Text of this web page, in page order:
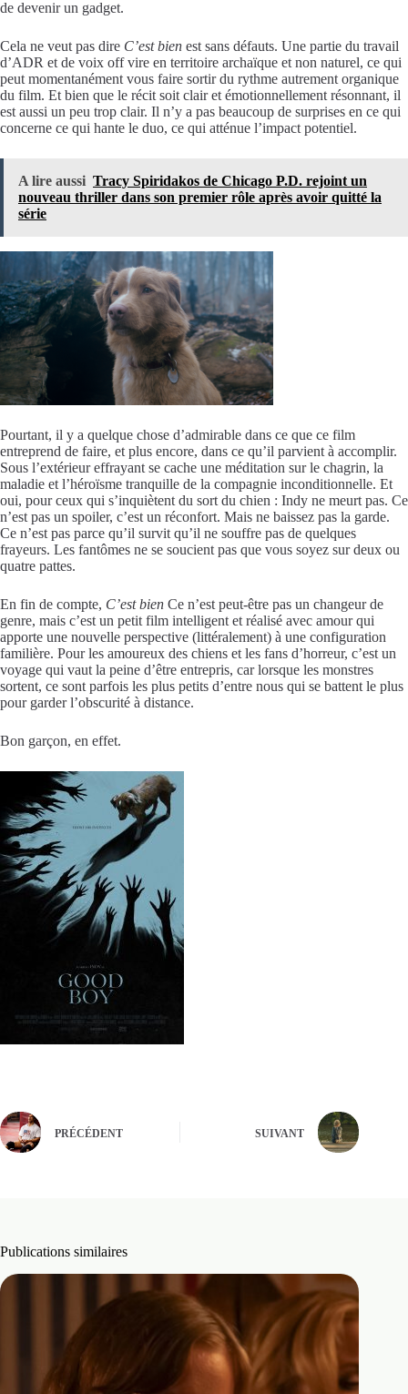
de devenir un gadget.
Cela ne veut pas dire C’est bien est sans défauts. Une partie du travail
d’ADR et de voix off vire en territoire archaïque et non naturel, ce qui
peut momentanément vous faire sortir du rythme autrement organique
du film. Et bien que le récit soit clair et émotionnellement résonnant, il
est aussi un peu trop clair. Il n’y a pas beaucoup de surprises en ce qui
concerne ce qui hante le duo, ce qui atténue l’impact potentiel.
A lire aussi Tracy Spiridakos de Chicago P.D. rejoint un
nouveau thriller dans son premier rôle après avoir quitté la
série
Pourtant, il y a quelque chose d’admirable dans ce que ce film
entreprend de faire, et plus encore, dans ce qu’il parvient à accomplir.
Sous l’extérieur effrayant se cache une méditation sur le chagrin, la
maladie et l’héroïsme tranquille de la compagnie inconditionnelle. Et
oui, pour ceux qui s’inquiètent du sort du chien : Indy ne meurt pas. Ce
n’est pas un spoiler, c’est un réconfort. Mais ne baissez pas la garde.
Ce n’est pas parce qu’il survit qu’il ne souffre pas de quelques
frayeurs. Les fantômes ne se soucient pas que vous soyez sur deux ou
quatre pattes.
En fin de compte, C’est bien Ce n’est peut-être pas un changeur de
genre, mais c’est un petit film intelligent et réalisé avec amour qui
apporte une nouvelle perspective (littéralement) à une configuration
familière. Pour les amoureux des chiens et les fans d’horreur, c’est un
voyage qui vaut la peine d’être entrepris, car lorsque les monstres
sortent, ce sont parfois les plus petits d’entre nous qui se battent le plus
pour garder l’obscurité à distance.
Bon garçon, en effet.
PRÉCÉDENT SUIVANT
Publications similaires